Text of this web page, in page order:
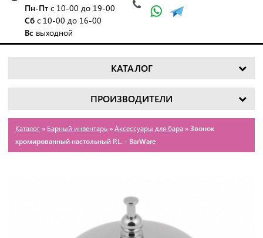
Пн-Пт с 10-00 до 19-00
Сб с 10-00 до 16-00
Вс выходной
КАТАЛОГ
ПРОИЗВОДИТЕЛИ
Каталог » Барный инвентарь » Аксессуары для бара » Звонок
хромированный настольный P.L. - BarWare